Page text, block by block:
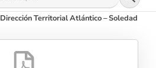
Dirección Territorial Atlántico – Soledad